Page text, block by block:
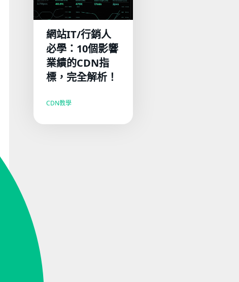
網站IT/行銷人
必學：10個影響
業績的CDN指
標，完全解析！
CDN教學